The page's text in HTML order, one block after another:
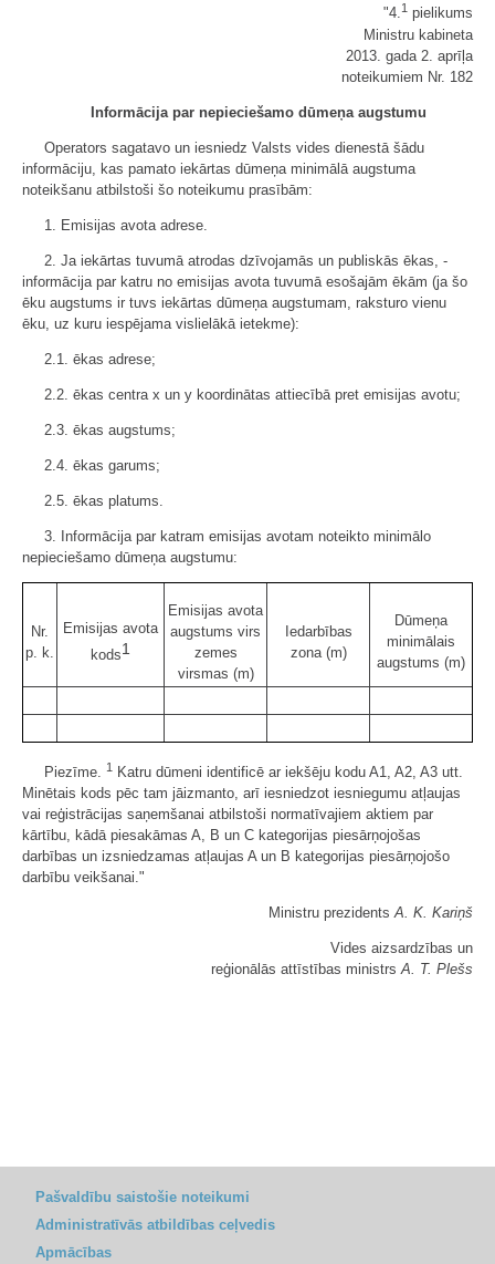
"4.1 pielikums
Ministru kabineta
2013. gada 2. aprīļa
noteikumiem Nr. 182
Informācija par nepieciešamo dūmeņa augstumu
Operators sagatavo un iesniedz Valsts vides dienestā šādu
informāciju, kas pamato iekārtas dūmeņa minimālā augstuma
noteikšanu atbilstoši šo noteikumu prasībām:
1. Emisijas avota adrese.
2. Ja iekārtas tuvumā atrodas dzīvojamās un publiskās ēkas, -
informācija par katru no emisijas avota tuvumā esošajām ēkām (ja šo
ēku augstums ir tuvs iekārtas dūmeņa augstumam, raksturo vienu
ēku, uz kuru iespējama vislielākā ietekme):
2.1. ēkas adrese;
2.2. ēkas centra x un y koordinātas attiecībā pret emisijas avotu;
2.3. ēkas augstums;
2.4. ēkas garums;
2.5. ēkas platums.
3. Informācija par katram emisijas avotam noteikto minimālo
nepieciešamo dūmeņa augstumu:
Nr.
p. k.
Emisijas avota
kods1
Emisijas avota
augstums virs
zemes
virsmas (m)
Iedarbības
zona (m)
Dūmeņa
minimālais
augstums (m)
Piezīme. 1
Katru dūmeni identificē ar iekšēju kodu A1, A2, A3 utt.
Minētais kods pēc tam jāizmanto, arī iesniedzot iesniegumu atļaujas
vai reģistrācijas saņemšanai atbilstoši normatīvajiem aktiem par
kārtību, kādā piesakāmas A, B un C kategorijas piesārņojošas
darbības un izsniedzamas atļaujas A un B kategorijas piesārņojošo
darbību veikšanai."
Ministru prezidents A. K. Kariņš
Vides aizsardzības un
reģionālās attīstības ministrs A. T. Plešs
Pašvaldību saistošie noteikumi
Administratīvās atbildības ceļvedis
Apmācības